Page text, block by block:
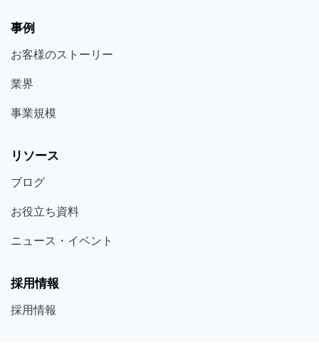
事例
お客様のストーリー
業界
事業規模
リソース
ブログ
お役立ち資料
ニュース・ イベント
採用情報
採用情報